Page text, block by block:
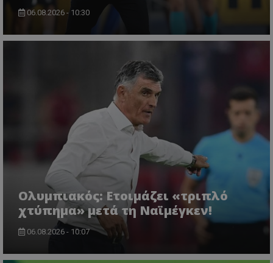
06.08.2026 - 10:30
Ολυμπιακός: Ετοιμάζει «τριπλό
χτύπημα» μετά τη Ναϊμέγκεν!
06.08.2026 - 10:07